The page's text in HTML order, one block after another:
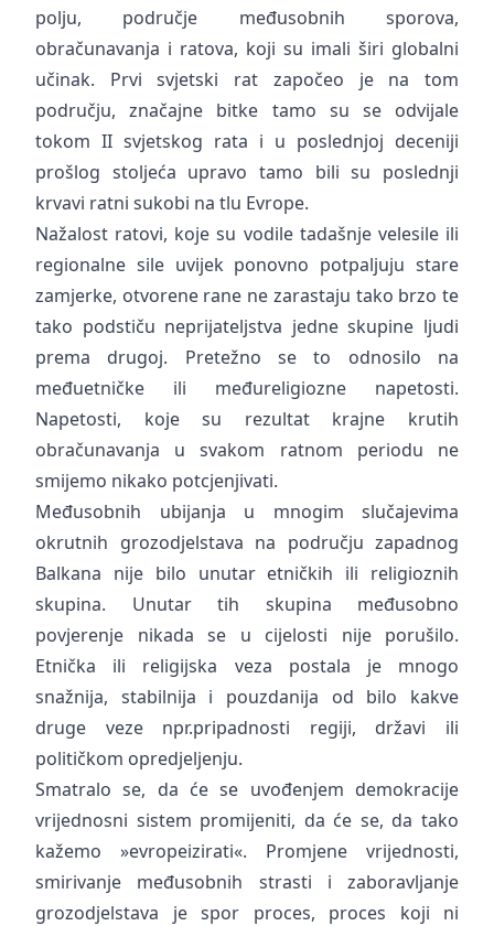
polju, područje međusobnih sporova,
obračunavanja i ratova, koji su imali širi globalni
učinak. Prvi svjetski rat započeo je na tom
području, značajne bitke tamo su se odvijale
tokom II svjetskog rata i u poslednjoj deceniji
prošlog stoljeća upravo tamo bili su poslednji
krvavi ratni sukobi na tlu Evrope.
Nažalost ratovi, koje su vodile tadašnje velesile ili
regionalne sile uvijek ponovno potpaljuju stare
zamjerke, otvorene rane ne zarastaju tako brzo te
tako podstiču neprijateljstva jedne skupine ljudi
prema drugoj. Pretežno se to odnosilo na
međuetničke ili međureligiozne napetosti.
Napetosti, koje su rezultat krajne krutih
obračunavanja u svakom ratnom periodu ne
smijemo nikako potcjenjivati.
Međusobnih ubijanja u mnogim slučajevima
okrutnih grozodjelstava na području zapadnog
Balkana nije bilo unutar etničkih ili religioznih
skupina. Unutar tih skupina međusobno
povjerenje nikada se u cijelosti nije porušilo.
Etnička ili religijska veza postala je mnogo
snažnija, stabilnija i pouzdanija od bilo kakve
druge veze npr.pripadnosti regiji, državi ili
političkom opredjeljenju.
Smatralo se, da će se uvođenjem demokracije
vrijednosni sistem promijeniti, da će se, da tako
kažemo »evropeizirati«. Promjene vrijednosti,
smirivanje međusobnih strasti i zaboravljanje
grozodjelstava je spor proces, proces koji ni